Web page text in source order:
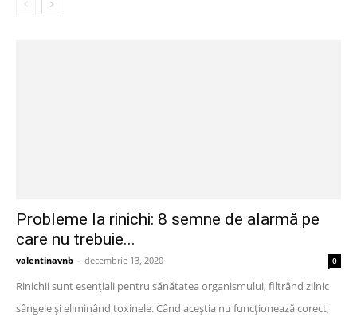
Probleme la rinichi: 8 semne de alarmă pe
care nu trebuie...
valentinavnb - decembrie 13, 2020 0
Rinichii sunt esențiali pentru sănătatea organismului, filtrând zilnic
sângele și eliminând toxinele. Când aceștia nu funcționează corect,